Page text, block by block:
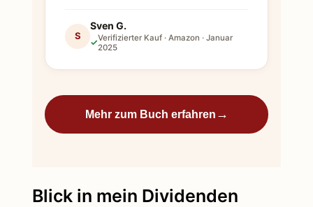
S
Sven G.
✓Verifizierter Kauf · Amazon · Januar
2025
Mehr zum Buch erfahren →
Blick in mein Dividenden